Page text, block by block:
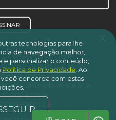
Verde.
do conteúdo deste site,
citada a fonte
0001-06
x
tecnologias para lhe
de navegação melhor,
e personalizar o conteúdo,
Política de Privacidade Ao
concorda com estas